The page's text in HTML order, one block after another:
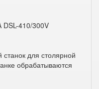
DSL-410/300V
для столярной
обрабатываются